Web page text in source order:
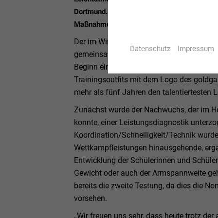
Dortmund. Der Fußball- und Leichtathletik-
Maßnahme in die Helmut-Körnig-Halle
Der im Winter 2021 berufene
gemeinsamen Diagnostik- und
Beginn einheitlich eingekleidet. In der
Trainingsoutfits mit dem Logo des
mehr als fünf Jahren den talentiertesten
Zunächst wurde der Nachwuchs, der im
konnte, einer Leistungsdiagnostik
Koordination/Schnelligkeit/Technik
Wettkampfleistungen hinausgehende,
Entwicklung der Schülerinnen und
Gewicht oder auch der Armspannweite
bereits die zweite Testung, da dies die
vorsehen.
„Wir freuen uns sehr, dass heute trotz
Datenschutz Impressum